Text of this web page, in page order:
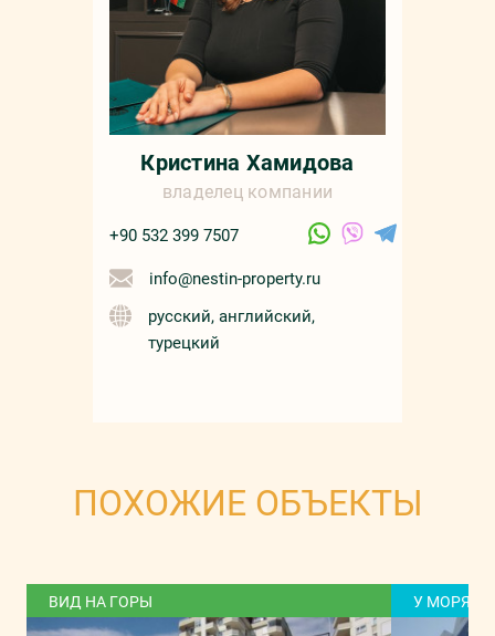
Кристина Хамидова
владелец компании
+90 532 399 7507
info@nestin-property.ru
русский, английский,
турецкий
ПОХОЖИЕ ОБЪЕКТЫ
ВИД НА ГОРЫ У МОРЯ